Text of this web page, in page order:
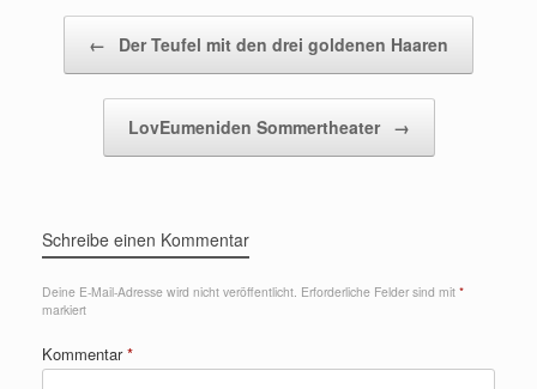
← Der Teufel mit den drei goldenen Haaren
LovEumeniden Sommertheater →
Schreibe einen Kommentar
Deine E-Mail-Adresse wird nicht veröffentlicht. Erforderliche Felder sind mit *
markiert
Kommentar*